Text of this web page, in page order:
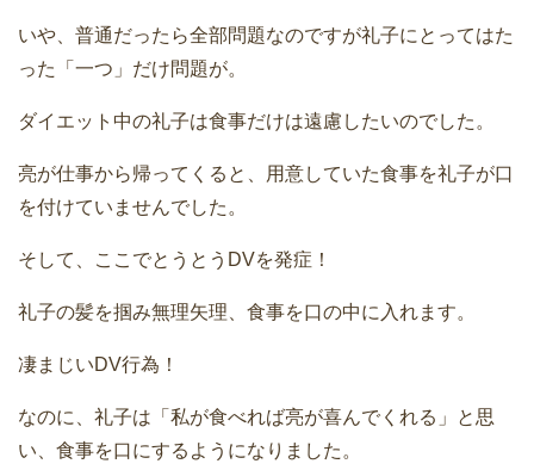
いや、普通だったら全部問題なのですが礼子にとってはた
った「一つ」だけ問題が。
ダイエット中の礼子は食事だけは遠慮したいのでした。
亮が仕事から帰ってくると、用意していた食事を礼子が口
を付けていませんでした。
そして、ここでとうとうDVを発症！
礼子の髪を掴み無理矢理、食事を口の中に入れます。
凄まじいDV行為！
なのに、礼子は「私が食べれば亮が喜んでくれる」と思
い、食事を口にするようになりました。